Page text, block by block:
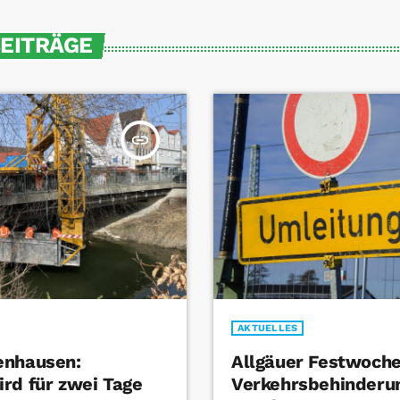
insert_link
für zwei Tage
AKTUELLES
Allgäuer